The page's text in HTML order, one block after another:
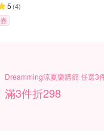
5 (4)
券
Dreamming涼夏樂購節 任選3
滿3件折298